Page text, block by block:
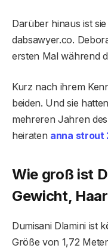
Darüber hinaus ist
dabsawyer.co.
ersten Mal während
Kurz nach ihrem
beiden. Und sie
mehreren Jahren
heiraten anna strout
Wie groß ist
Gewicht,
Dumisani Dlamini ist
Größe von 1,72